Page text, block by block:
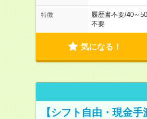
特徴 履歴書不要/40～
不要
気になる！
【シフト自由・現金